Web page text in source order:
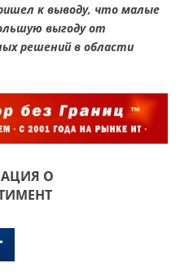
к выводу, что малые
выгоду от
решений в области
О